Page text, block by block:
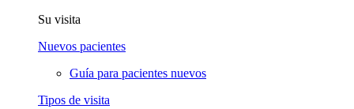
Su visita
Nuevos pacientes
Guía para pacientes nuevos
Tipos de visita